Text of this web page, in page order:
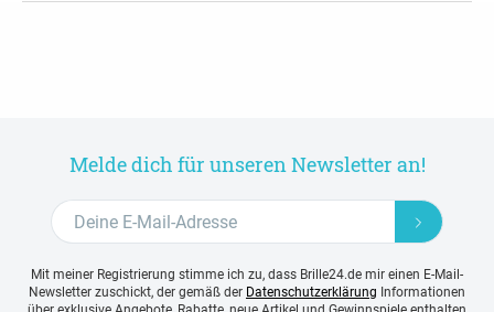
Melde dich für unseren Newsletter an!
Mit meiner Registrierung stimme ich zu, dass Brille24.de mir einen E-Mail-
Newsletter zuschickt, der gemäß der Datenschutzerklärung Informationen